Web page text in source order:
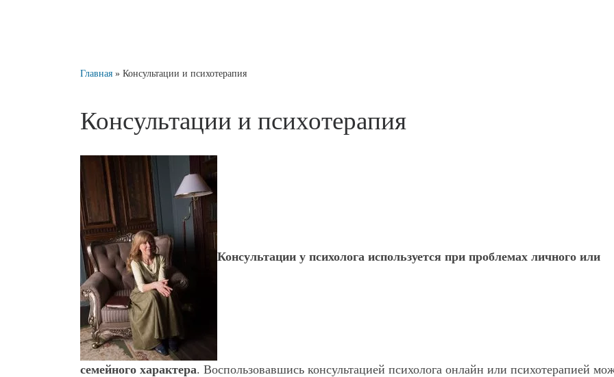
Главная » Консультации и психотерапия
Консультации и психотерапия
Консультации у психолога используется при проблемах личного или
семейного характера. Воспользовавшись консультацией психолога онлайн или психотерапией